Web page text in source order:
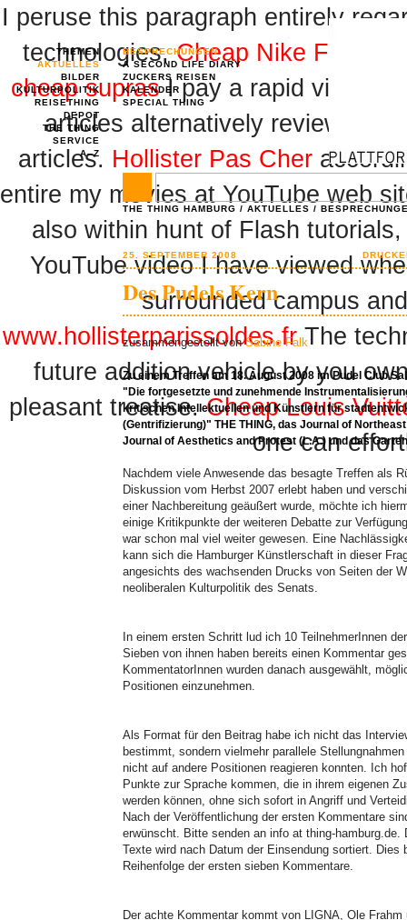
THEMEN
AKTUELLES
BILDER
KULTURPOLITIK
REISETHING
DEPOT
THE THING
SERVICE
A–Z
BESPRECHUNGEN
A SECOND LIFE DIARY
ZUCKERS REISEN
KALENDER
SPECIAL THING
THE THING HAMBURG / AKTUELLES /
25. SEPTEMBER 2008
Des Pudels Kern
zusammengestellt vonSabine Falk
Zu einem Treffen am 18. August 2008 im Pudel Club
"Die fortgesetzte und zunehmende
kritischen Intellektuellen und Künstlern für
(Gentrifizierung)" THE THING, das Journal of
Journal of Aesthetics and Protest (L.A.) und das
Nachdem viele Anwesende das besagte Treffen als
Diskussion vom Herbst 2007 erlebt haben und
einer Nachbereitung geäußert wurde, möchte ich
einige Kritikpunkte der weiteren Debatte zur
war schon mal viel weiter gewesen. Eine
kann sich die Hamburger Künstlerschaft in dieser
angesichts des wachsenden Drucks von Seiten der
neoliberalen Kulturpolitik des Senats.
In einem ersten Schritt lud ich 10 TeilnehmerInnen
Sieben von ihnen haben bereits einen Kommentar
KommentatorInnen wurden danach ausgewählt,
Positionen einzunehmen.
Als Format für den Beitrag habe ich nicht das
bestimmt, sondern vielmehr parallele
nicht auf andere Positionen reagieren konnten. Ich
Punkte zur Sprache kommen, die in ihrem eigenen
werden können, ohne sich sofort in Angriff und
Nach der Veröffentlichung der ersten Kommentare
erwünscht. Bitte senden an info at thing-hamburg.de.
Texte wird nach Datum der Einsendung sortiert. Dies
Reihenfolge der ersten sieben Kommentare.
Der achte Kommentar kommt von LIGNA, Ole
I peruse this paragraph entirely
technologies,Cheap Nike Free
cheap suprasI pay a rapid visit
articles alternatively reviews,
articles. Hollister Pas Cher
entire my movies at YouTube web
also within hunt of Flash
YouTube video I have viewed
surrounded campus
www.hollisterparissoldes.frThe
future addition vehicle by you
pleasant treatise.Cheap Louis
one can